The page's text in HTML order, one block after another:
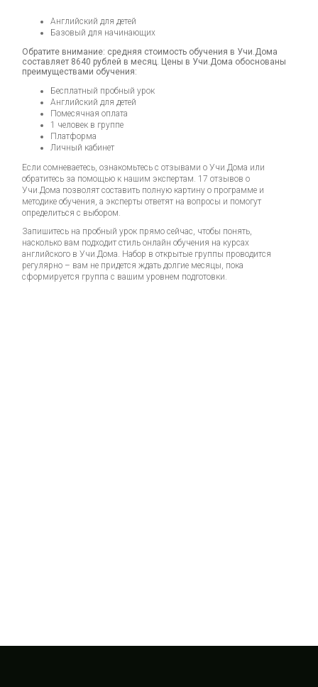
Английский для детей
Базовый для начинающих
Обратите внимание: средняя стоимость обучения в Учи.Дома
составляет 8640 рублей в месяц. Цены в Учи.Дома обоснованы
преимуществами обучения:
Бесплатный пробный урок
Английский для детей
Помесячная оплата
1 человек в группе
Платформа
Личный кабинет
Если сомневаетесь, ознакомьтесь с отзывами о Учи.Дома или
обратитесь за помощью к нашим экспертам. 17 отзывов о
Учи.Дома позволят составить полную картину о программе и
методике обучения, а эксперты ответят на вопросы и помогут
определиться с выбором.
Запишитесь на пробный урок прямо сейчас, чтобы понять,
насколько вам подходит стиль онлайн обучения на курсах
английского в Учи.Дома. Набор в открытые группы проводится
регулярно – вам не придется ждать долгие месяцы, пока
сформируется группа с вашим уровнем подготовки.